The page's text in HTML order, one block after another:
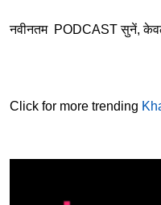
नवीनतम PODCAST सुनें,
Click for more trending